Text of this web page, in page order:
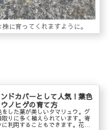
に育ってくれますように。
ンドカバーとして人気！葉色
ノヒゲの育て方
した葉が美しいタマリュウ。グ
りに多く植えられています。寄
利用することもできます。花も